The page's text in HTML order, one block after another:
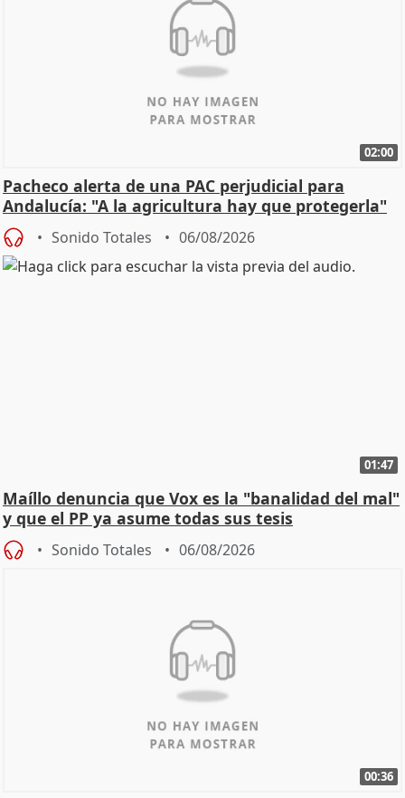
02:00
Pacheco alerta de una PAC perjudicial para
Andalucía: "A la agricultura hay que protegerla"
Sonido Totales 06/08/2026
01:47
Maíllo denuncia que Vox es la "banalidad del mal"
y que el PP ya asume todas sus tesis
Sonido Totales 06/08/2026
00:36